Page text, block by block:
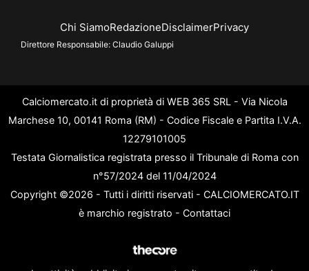
Chi SiamoRedazioneDisclaimerPrivacy
Direttore Responsabile: Claudio Galuppi
Calciomercato.it di proprietà di WEB 365 SRL - Via Nicola
Marchese 10, 00141 Roma (RM) - Codice Fiscale e Partita I.V.A.
12279101005
Testata Giornalistica registrata presso il Tribunale di Roma con
n°57/2024 del 11/04/2024
Copyright ©2026 - Tutti i diritti riservati - CALCIOMERCATO.IT
è marchio registrato - Contattaci